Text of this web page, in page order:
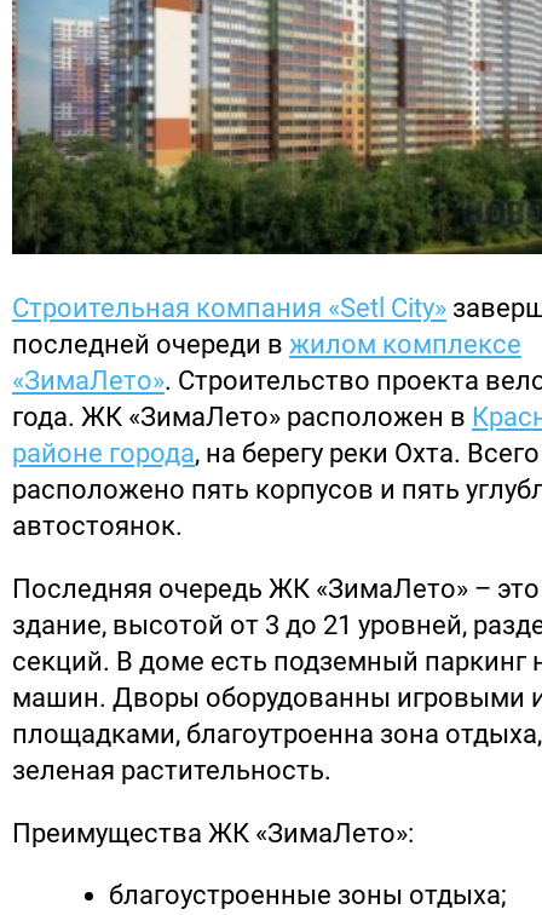
Строительная компания «Setl City»
последней очереди в жилом комплексе
«ЗимаЛето». Строительство проекта
года. ЖК «ЗимаЛето» расположен в
районе города, на берегу реки Охта.
расположено пять корпусов и пять
автостоянок.
Последняя очередь ЖК «ЗимаЛето» –
здание, высотой от 3 до 21 уровней,
секций. В доме есть подземный паркинг
машин. Дворы оборудованны игровыми
площадками, благоутроенна зона
зеленая растительность.
Преимущества ЖК «ЗимаЛето»:
благоустроенные зоны отдыха;